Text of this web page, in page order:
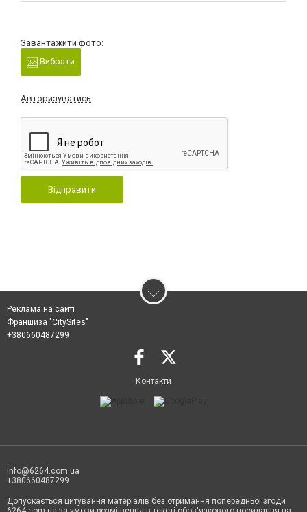
Завантажити фото:
Вибрати
Авторизуватись
Відправити
Реклама на сайті
Франшиза "CitySites"
+380660487299
Контакти
info@6264.com.ua
+380660487299
Допускається цитування матеріалів без отримання попередньої згоди